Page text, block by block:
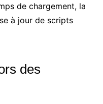
de chargement, la
à jour de scripts
des